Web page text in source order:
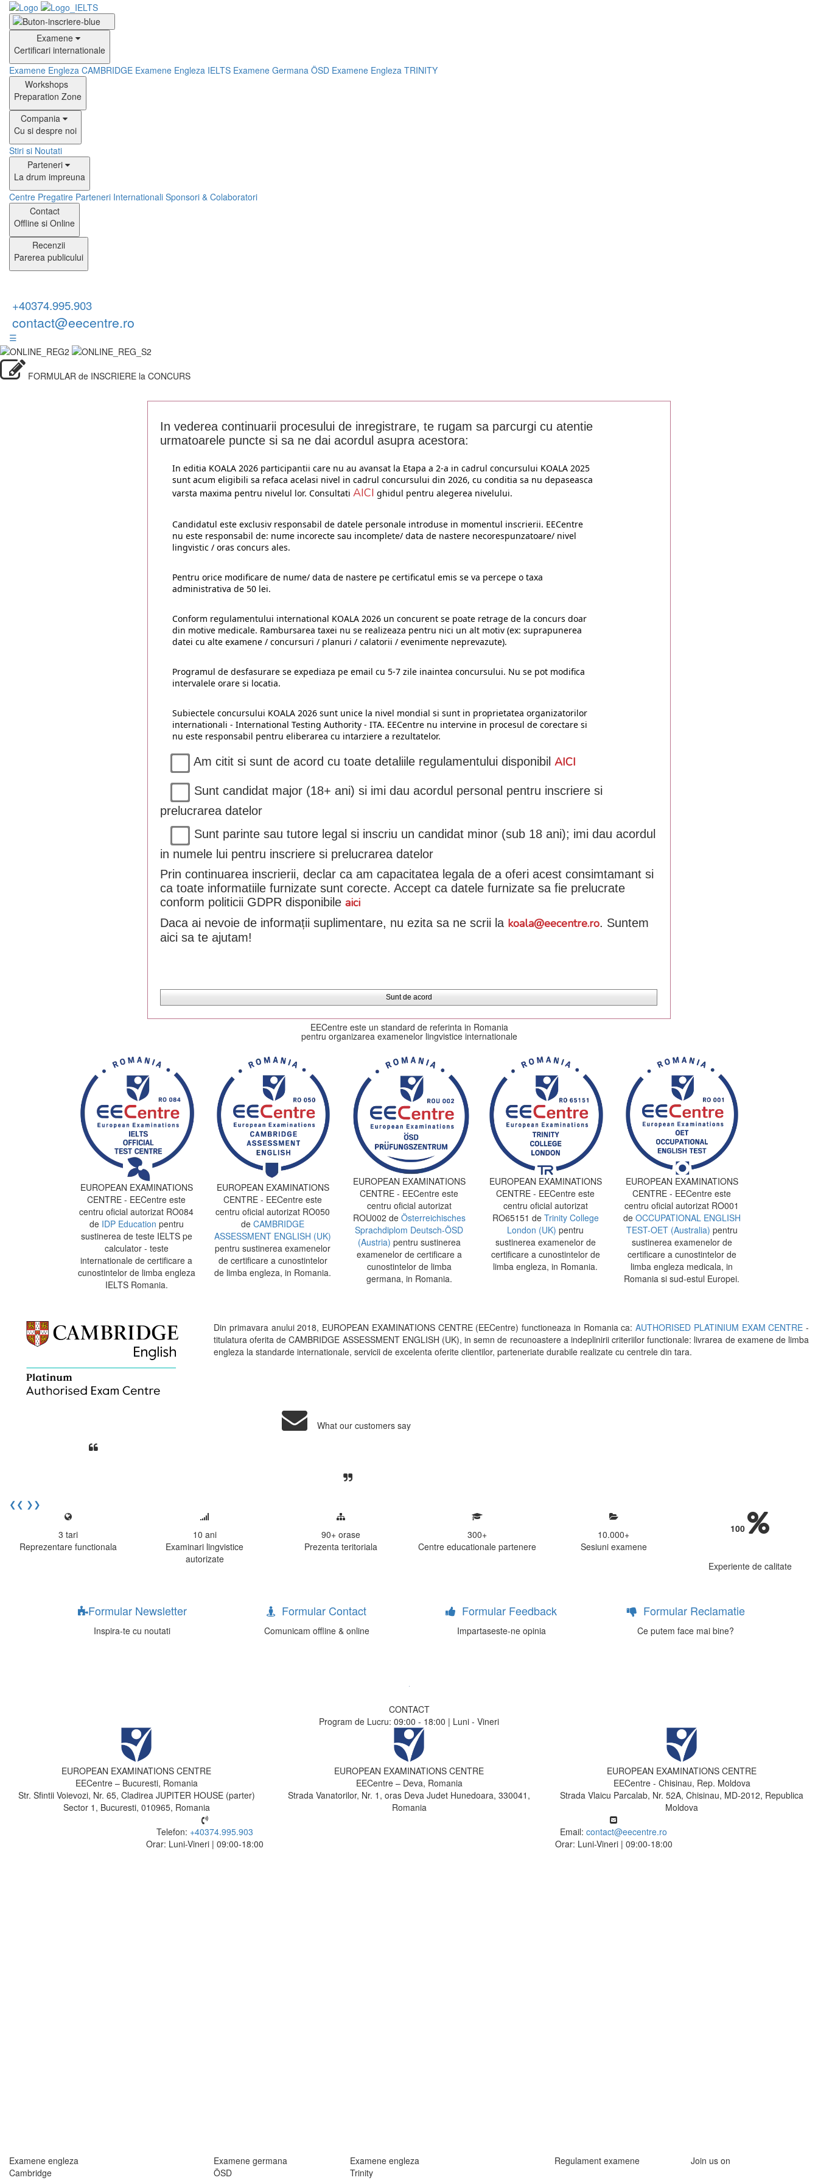
Examene
Certificari internationale
Examene Engleza CAMBRIDGE Examene Engleza IELTS Examene Germana ÖSD Examene Engleza TRINITY
Workshops
Preparation Zone
Compania
Cu si despre noi
Stiri si Noutati
Parteneri
La drum impreuna
Centre Pregatire Parteneri Internationali Sponsori & Colaboratori
Contact
Offline si Online
Recenzii
Parerea publicului
+40374.995.903
contact@eecentre.ro
☰
FORMULAR de INSCRIERE la CONCURS
In vederea continuarii procesului de inregistrare, te rugam sa parcurgi cu atentie
urmatoarele puncte si sa ne dai acordul asupra acestora:
In editia KOALA 2026 participantii care nu au avansat la Etapa a 2-a in cadrul concursului KOALA 2025
sunt acum eligibili sa refaca acelasi nivel in cadrul concursului din 2026, cu conditia sa nu depaseasca
varsta maxima pentru nivelul lor. ConsultatiAICI ghidul pentru alegerea nivelului.
Candidatul este exclusiv responsabil de datele personale introduse in momentul inscrierii. EECentre
nu este responsabil de: nume incorecte sau incomplete/ data de nastere necorespunzatoare/ nivel
lingvistic / oras concurs ales.
Pentru orice modificare de nume/ data de nastere pe certificatul emis se va percepe o taxa
administrativa de 50 lei.
Conform regulamentului international KOALA 2026 un concurent se poate retrage de la concurs doar
din motive medicale. Rambursarea taxei nu se realizeaza pentru nici un alt motiv (ex: suprapunerea
datei cu alte examene / concursuri / planuri / calatorii / evenimente neprevazute).
Programul de desfasurare se expediaza pe email cu 5-7 zile inaintea concursului. Nu se pot modifica
intervalele orare si locatia.
Subiectele concursului KOALA 2026 sunt unice la nivel mondial si sunt in proprietatea organizatorilor
internationali - International Testing Authority - ITA. EECentre nu intervine in procesul de corectare si
nu este responsabil pentru eliberarea cu intarziere a rezultatelor.
Am citit si sunt de acord cu toate detaliile regulamentului disponibilAICI
Sunt candidat major (18+ ani) si imi dau acordul personal pentru inscriere si
prelucrarea datelor
Sunt parinte sau tutore legal si inscriu un candidat minor (sub 18 ani); imi dau acordul
in numele lui pentru inscriere si prelucrarea datelor
Prin continuarea inscrierii, declar ca am capacitatea legala de a oferi acest consimtamant si
ca toate informatiile furnizate sunt corecte. Accept ca datele furnizate sa fie prelucrate
conform politicii GDPR disponibileaici
Daca ai nevoie de informații suplimentare, nu ezita sa ne scrii la koala@eecentre.ro. Suntem
aici sa te ajutam!
Sunt de acord
EECentre este un standard de referinta in Romania
pentru organizarea examenelor lingvistice internationale
EUROPEAN EXAMINATIONS
CENTRE - EECentre este
centru oficial autorizat RO084
de IDP Education pentru
sustinerea de teste IELTS pe
calculator - teste
internationale de certificare a
cunostintelor de limba engleza
IELTS Romania.
EUROPEAN EXAMINATIONS
CENTRE - EECentre este
centru oficial autorizat RO050
de CAMBRIDGE
ASSESSMENT ENGLISH (UK)
pentru sustinerea examenelor
de certificare a cunostintelor
de limba engleza, in Romania.
EUROPEAN EXAMINATIONS
CENTRE - EECentre este
centru oficial autorizat
ROU002 deÖsterreichisches
Sprachdiplom Deutsch-ÖSD
(Austria) pentru sustinerea
examenelor de certificare a
cunostintelor de limba
germana, in Romania.
EUROPEAN EXAMINATIONS
CENTRE - EECentre este
centru oficial autorizat
RO65151 de Trinity College
London (UK) pentru
sustinerea examenelor de
certificare a cunostintelor de
limba engleza, in Romania.
EUROPEAN EXAMINATIONS
CENTRE - EECentre este
centru oficial autorizat RO001
de OCCUPATIONAL ENGLISH
TEST-OET (Australia) pentru
sustinerea examenelor de
certificare a cunostintelor de
limba engleza medicala, in
Romania si sud-estul Europei.
Din primavara anului 2018, EUROPEAN EXAMINATIONS CENTRE (EECentre) functioneaza in Romania ca: AUTHORISED PLATINIUM EXAM CENTRE -
titulatura oferita de CAMBRIDGE ASSESSMENT ENGLISH (UK), in semn de recunoastere a indeplinirii criteriilor functionale: livrarea de examene de limba
engleza la standarde internationale, servicii de excelenta oferite clientilor, parteneriate durabile realizate cu centrele din tara.
What our customers say
cu nerabdare urmatoarea sesiune de examinare.
❮❮ ❯❯
3 tari
Reprezentare functionala
10 ani
Examinari lingvistice
autorizate
90+ orase
Prezenta teritoriala
300+
Centre educationale partenere
10.000+
Sesiuni examene
100
Experiente de calitate
Formular Newsletter
Inspira-te cu noutati
Formular Contact
Comunicam offline & online
Formular Feedback
Impartaseste-ne opinia
Formular Reclamatie
Ce putem face mai bine?
CONTACT
Program de Lucru: 09:00 - 18:00 | Luni - Vineri
EUROPEAN EXAMINATIONS CENTRE
EECentre – Bucuresti, Romania
Str. Sfintii Voievozi, Nr. 65, Cladirea JUPITER HOUSE (parter)
Sector 1, Bucuresti, 010965, Romania
EUROPEAN EXAMINATIONS CENTRE
EECentre – Deva, Romania
Strada Vanatorilor, Nr. 1, oras Deva Judet Hunedoara, 330041,
Romania
EUROPEAN EXAMINATIONS CENTRE
EECentre - Chisinau, Rep. Moldova
Strada Vlaicu Parcalab, Nr. 52A, Chisinau, MD-2012, Republica
Moldova
Telefon: +40374.995.903
Orar: Luni-Vineri | 09:00-18:00
Email: contact@eecentre.ro
Orar: Luni-Vineri | 09:00-18:00
Examene engleza
Cambridge
Examene germana
ÖSD
Examene engleza
Trinity
Regulament examene Join us on